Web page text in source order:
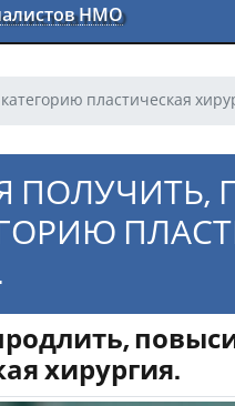
НМО
пластическая
ПОЛУЧИТЬ,
хирургия.